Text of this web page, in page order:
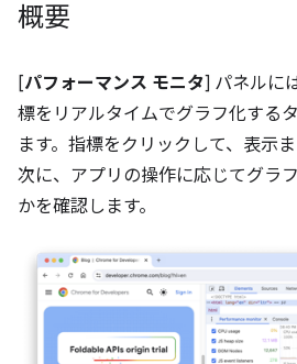
概要
[パフォーマンス モニタ] パネルに
標をリアルタイムでグラフ化する
ます。指標をクリックして、表示
次に、アプリの操作に応じてグラ
かを確認します。